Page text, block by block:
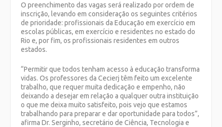
O preenchimento das vagas será realizado por ordem de
inscrição, levando em consideração os seguintes critérios
de prioridade: profissionais da Educação em exercício em
escolas públicas, em exercício e residentes no estado do
Rio e, por fim, os profissionais residentes em outros
estados.
“Permitir que todos tenham acesso à educação transforma
vidas. Os professores da Cecierj têm feito um excelente
trabalho, que requer muita dedicação e empenho, não
deixando a desejar em relação a qualquer outra instituição
o que me deixa muito satisfeito, pois vejo que estamos
trabalhando para preparar e dar oportunidade para todos”,
afirma Dr. Serginho, secretário de Ciência, Tecnologia e